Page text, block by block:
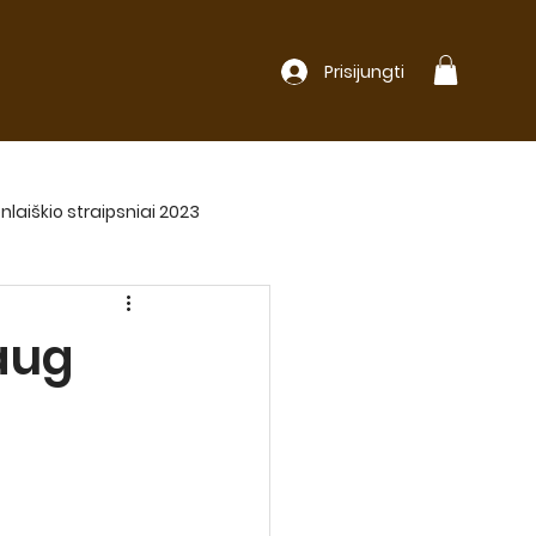
Prisijungti
straipsniai 2023